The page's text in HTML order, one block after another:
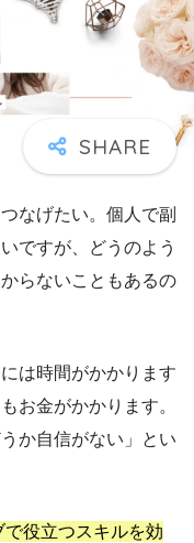
なげたい。個人で副
ですが、どうのよう
らないこともあるの
は時間がかかります
お金がかかります。
か自信がない」とい
で役立つスキルを効